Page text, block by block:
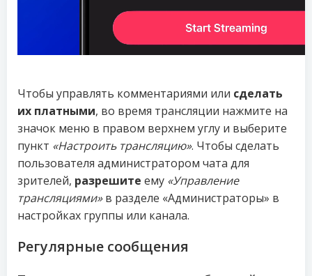
Чтобы управлять комментариями или сделать
их платными, во время трансляции нажмите на
значок меню в правом верхнем углу и выберите
пункт «Настроить трансляцию». Чтобы сделать
пользователя администратором чата для
зрителей, разрешите ему «Управление
трансляциями»в разделе «Администраторы» в
настройках группы или канала.
Регулярные сообщения